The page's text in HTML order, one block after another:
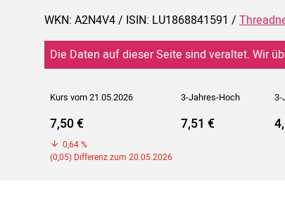
WKN: A2N4V4 / ISIN: LU1868841591 /
Die Daten auf dieser Seite sind veraltet. Wir
Kurs vom 21.05.2026 3-Jahres-Hoch 3-
7,50 €
0,64 %
(0,05) Differenz zum 20.05.2026
7,51 €